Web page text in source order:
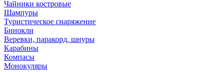
Чайники костровые
Шампуры
Туристическое снаряжение
Бинокли
Веревки, паракорд, шнуры
Карабины
Компасы
Монокуляры